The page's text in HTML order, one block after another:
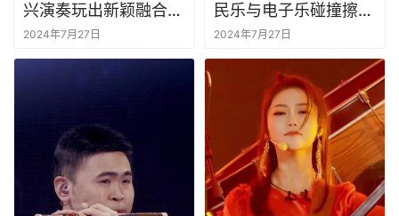
兴演奏玩出新颖融合#
国乐大典 #
2024年7月27日
民乐与电子乐碰撞擦出
全新火花#国乐大典 #
2024年7月27日